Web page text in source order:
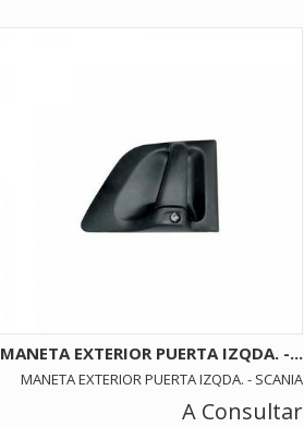
MANETA EXTERIOR PUERTA IZQDA. -...
MANETA EXTERIOR PUERTA IZQDA. - SCANIA
A Consultar